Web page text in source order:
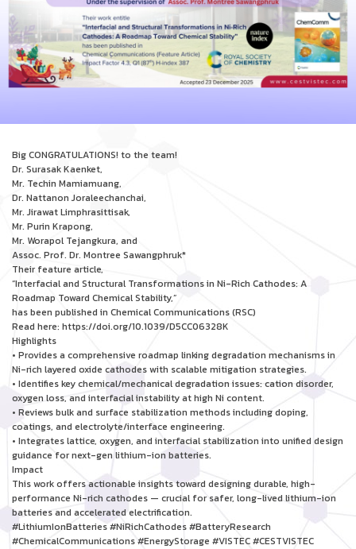
Big CONGRATULATIONS! to the team!
Dr. Surasak Kaenket,
Mr. Techin Mamiamuang,
Dr. Nattanon Joraleechanchai,
Mr. Jirawat Limphrasittisak,
Mr. Purin Krapong,
Mr. Worapol Tejangkura, and
Assoc. Prof. Dr. Montree Sawangphruk*
Their feature article,
“Interfacial and Structural Transformations in Ni-Rich Cathodes: A
Roadmap Toward Chemical Stability,”
has been published in Chemical Communications (RSC)
Read here: https://doi.org/10.1039/D5CC06328K
Highlights
• Provides a comprehensive roadmap linking degradation mechanisms in
Ni-rich layered oxide cathodes with scalable mitigation strategies.
• Identifies key chemical/mechanical degradation issues: cation disorder,
oxygen loss, and interfacial instability at high Ni content.
• Reviews bulk and surface stabilization methods including doping,
coatings, and electrolyte/interface engineering.
• Integrates lattice, oxygen, and interfacial stabilization into unified design
guidance for next-gen lithium-ion batteries.
Impact
This work offers actionable insights toward designing durable, high-
performance Ni-rich cathodes — crucial for safer, long-lived lithium-ion
batteries and accelerated electrification.
#LithiumIonBatteries #NiRichCathodes #BatteryResearch
#ChemicalCommunications #EnergyStorage #VISTEC #CESTVISTEC